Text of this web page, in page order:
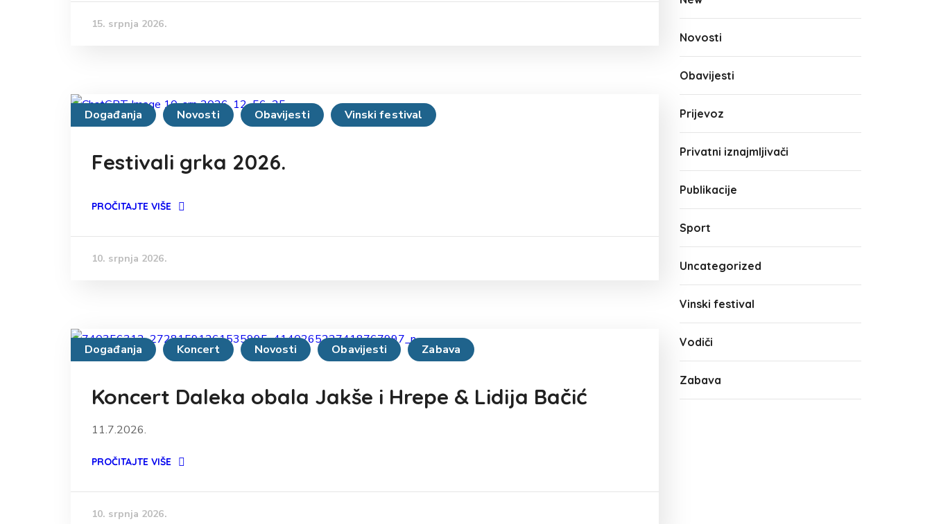
15. srpnja 2026.
Događanja Novosti Obavijesti Vinski festival
Festivali grka 2026.
PROČITAJTE VIŠE
10. srpnja 2026.
Događanja Koncert Novosti Obavijesti Zabava
Koncert Daleka obala Jakše i Hrepe & Lidija Bačić
11.7.2026.
PROČITAJTE VIŠE
10. srpnja 2026.
Novosti
Obavijesti
Prijevoz
Privatni iznajmljivači
Publikacije
Sport
Uncategorized
Vinski festival
Vodiči
Zabava